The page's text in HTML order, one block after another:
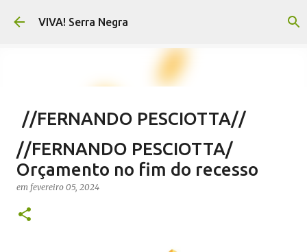
Pular para o conteúdo principal
VIVA! Serra Negra
//FERNANDO PESCIOTTA//
Encurtando caminho
em FERNANDO PESCIOTTA
NOTÍCIAS SERRA NEGRA
//FERNANDO PESCIOTTA/
Orçamento no fim do recesso
em fevereiro 05, 2024